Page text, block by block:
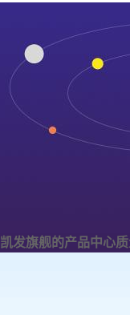
凯发旗舰的产品中心